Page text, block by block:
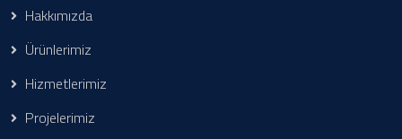
Hakkımızda
Ürünlerimiz
Hizmetlerimiz
Projelerimiz